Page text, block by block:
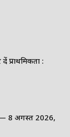
प्राथमिकता :
8 अगस्त 2026,